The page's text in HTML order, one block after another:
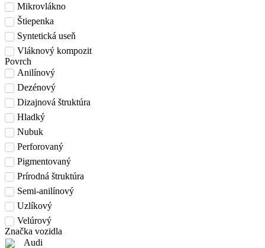
Mikrovlákno
Štiepenka
Syntetická useň
Vláknový kompozit
Povrch
Anilínový
Dezénový
Dizajnová štruktúra
Hladký
Nubuk
Perforovaný
Pigmentovaný
Prírodná štruktúra
Semi-anilínový
Uzlíkový
Velúrový
Značka vozidla
Audi